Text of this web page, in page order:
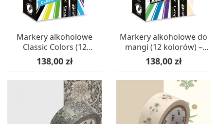
Markery alkoholowe
Classic Colors (12
kolorów) – Graph’it
Cena
138,00 zł
Markery alkoholowe do
mangi (12 kolorów) –
Graph’it
Cena
138,00 zł